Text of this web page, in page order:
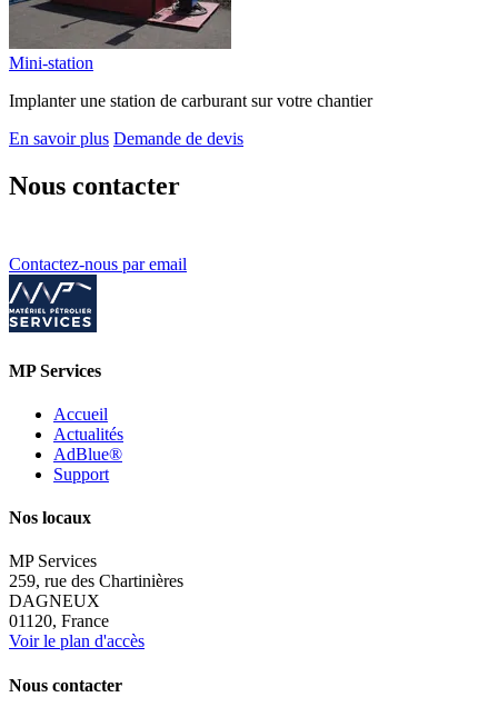
Mini-station
Implanter une station de carburant sur votre chantier
En savoir plus Demande de devis
Nous contacter
Contactez-nous par email
MP Services
Accueil
Actualités
AdBlue®
Support
Nos locaux
MP Services
259, rue des Chartinières
DAGNEUX
01120, France
Voir le plan d'accès
Nous contacter